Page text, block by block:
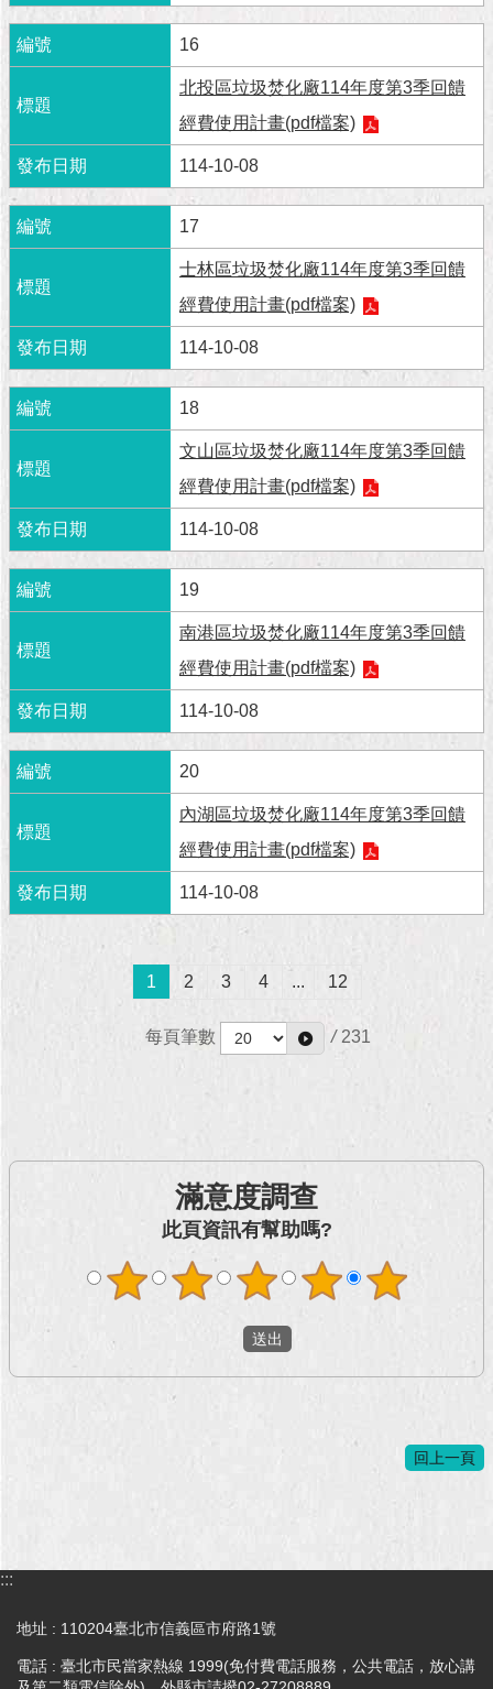
聯
絡
我
們
（陳
情
系
統
1999）
16
北投區垃圾焚化廠114年度第3季回饋
經費使用計畫(pdf檔案)
114-10-08
17
士林區垃圾焚化廠114年度第3季回饋
經費使用計畫(pdf檔案)
114-10-08
18
文山區垃圾焚化廠114年度第3季回饋
經費使用計畫(pdf檔案)
114-10-08
19
南港區垃圾焚化廠114年度第3季回饋
經費使用計畫(pdf檔案)
114-10-08
20
內湖區垃圾焚化廠114年度第3季回饋
經費使用計畫(pdf檔案)
114-10-08
1 2 3 4 ... 12
每頁筆數 / 231
滿意度調查
此頁資訊有幫助嗎?
回上一頁
:::
地址 : 110204臺北市信義區市府路1號
電話 : 臺北市民當家熱線 1999(免付費電話服務，公共電話，放心講